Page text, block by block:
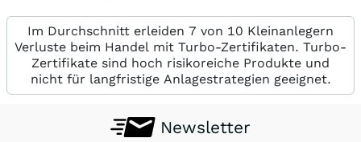
Im Durchschnitt erleiden 7 von 10 Kleinanlegern
Verluste beim Handel mit Turbo-Zertifikaten. Turbo-
Zertifikate sind hoch risikoreiche Produkte und
nicht für langfristige Anlagestrategien geeignet.
Newsletter